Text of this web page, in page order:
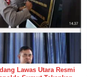
Lawas Utara Resmi